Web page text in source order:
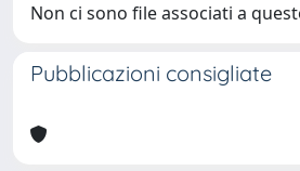
Non ci sono file associati a
Pubblicazioni consigliate